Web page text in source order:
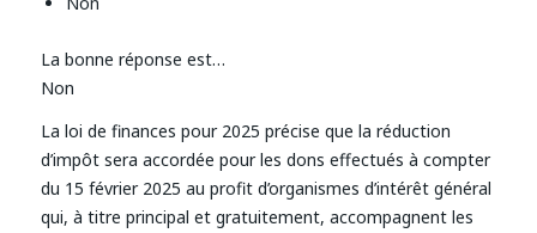
La bonne réponse est…
Non
La loi de finances pour 2025 précise que la réduction
d’impôt sera accordée pour les dons effectués à compter
du 15 février 2025 au profit d’organismes d’intérêt général
qui, à titre principal et gratuitement, accompagnent les